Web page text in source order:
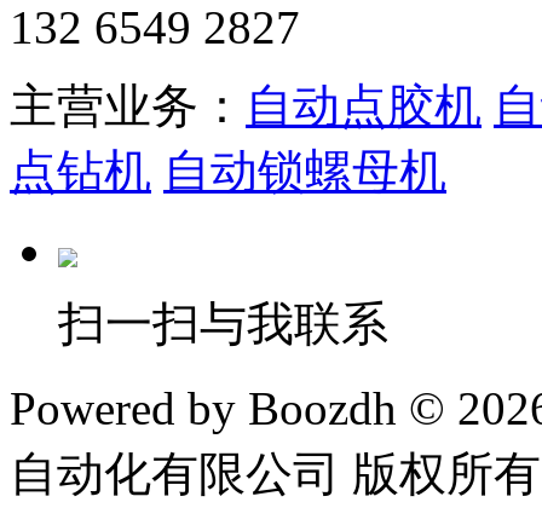
132 6549 2827
主营业务： 自动点胶机
点钻机 自动锁螺母机
扫一扫与我联系
Powered by Boozdh ©
自动化有限公司 版权所